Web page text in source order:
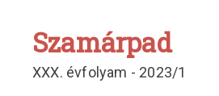
Szamárpad
XXX. évfolyam - 2023/1